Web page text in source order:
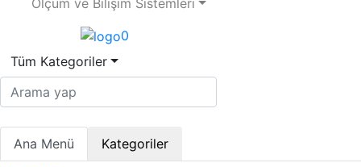
0
Tüm Kategoriler
Ana Menü Kategoriler